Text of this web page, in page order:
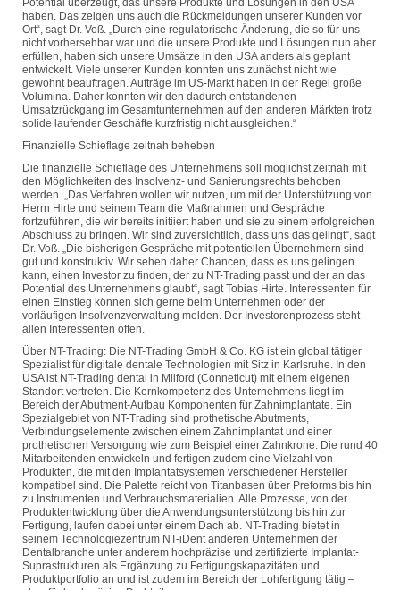
Potential überzeugt, das unsere Produkte und Lösungen in den USA
haben. Das zeigen uns auch die Rückmeldungen unserer Kunden vor
Ort“, sagt Dr. Voß. „Durch eine regulatorische Änderung, die so für uns
nicht vorhersehbar war und die unsere Produkte und Lösungen nun aber
erfüllen, haben sich unsere Umsätze in den USA anders als geplant
entwickelt. Viele unserer Kunden konnten uns zunächst nicht wie
gewohnt beauftragen. Aufträge im US-Markt haben in der Regel große
Volumina. Daher konnten wir den dadurch entstandenen
Umsatzrückgang im Gesamtunternehmen auf den anderen Märkten trotz
solide laufender Geschäfte kurzfristig nicht ausgleichen.“
Finanzielle Schieflage zeitnah beheben
Die finanzielle Schieflage des Unternehmens soll möglichst zeitnah mit
den Möglichkeiten des Insolvenz- und Sanierungsrechts behoben
werden. „Das Verfahren wollen wir nutzen, um mit der Unterstützung von
Herrn Hirte und seinem Team die Maßnahmen und Gespräche
fortzuführen, die wir bereits initiiert haben und sie zu einem erfolgreichen
Abschluss zu bringen. Wir sind zuversichtlich, dass uns das gelingt“, sagt
Dr. Voß. „Die bisherigen Gespräche mit potentiellen Übernehmern sind
gut und konstruktiv. Wir sehen daher Chancen, dass es uns gelingen
kann, einen Investor zu finden, der zu NT-Trading passt und der an das
Potential des Unternehmens glaubt“, sagt Tobias Hirte. Interessenten für
einen Einstieg können sich gerne beim Unternehmen oder der
vorläufigen Insolvenzverwaltung melden. Der Investorenprozess steht
allen Interessenten offen.
Über NT-Trading: Die NT-Trading GmbH & Co. KG ist ein global tätiger
Spezialist für digitale dentale Technologien mit Sitz in Karlsruhe. In den
USA ist NT-Trading dental in Milford (Conneticut) mit einem eigenen
Standort vertreten. Die Kernkompetenz des Unternehmens liegt im
Bereich der Abutment-Aufbau Komponenten für Zahnimplantate. Ein
Spezialgebiet von NT-Trading sind prothetische Abutments,
Verbindungselemente zwischen einem Zahnimplantat und einer
prothetischen Versorgung wie zum Beispiel einer Zahnkrone. Die rund 40
Mitarbeitenden entwickeln und fertigen zudem eine Vielzahl von
Produkten, die mit den Implantatsystemen verschiedener Hersteller
kompatibel sind. Die Palette reicht von Titanbasen über Preforms bis hin
zu Instrumenten und Verbrauchsmaterialien. Alle Prozesse, von der
Produktentwicklung über die Anwendungsunterstützung bis hin zur
Fertigung, laufen dabei unter einem Dach ab. NT-Trading bietet in
seinem Technologiezentrum NT-iDent anderen Unternehmen der
Dentalbranche unter anderem hochpräzise und zertifizierte Implantat-
Suprastrukturen als Ergänzung zu Fertigungskapazitäten und
Produktportfolio an und ist zudem im Bereich der Lohfertigung tätig –